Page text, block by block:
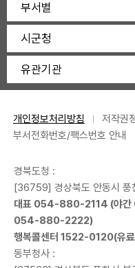
부서별
시군청
유관기관
개인정보처리방침 저작권
부서전화번호/팩스번호 안내
경북도청 :
[36759] 경상북도 안동시
대표 054-880-2114 (야간
054-880-2222)
행복콜센터 1522-0120(유
동부청사 :